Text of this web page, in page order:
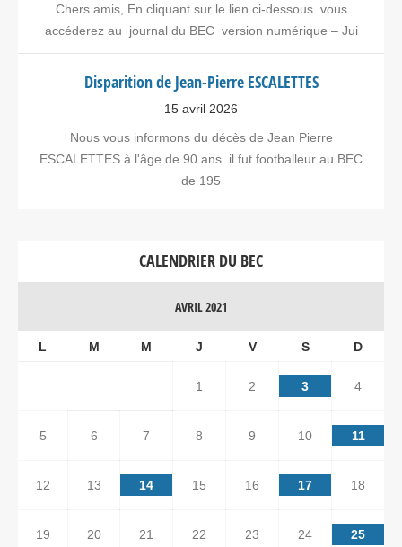
Chers amis, En cliquant sur le lien ci-dessous vous
accéderez au journal du BEC version numérique – Jui
Disparition de Jean-Pierre ESCALETTES
15 avril 2026
Nous vous informons du décès de Jean Pierre
ESCALETTES à l'âge de 90 ans il fut footballeur au BEC
de 195
CALENDRIER DU BEC
AVRIL 2021
L M M J V S D
1 2 3 4
5 6 7 8 9 10 11
12 13 14 15 16 17 18
19 20 21 22 23 24 25